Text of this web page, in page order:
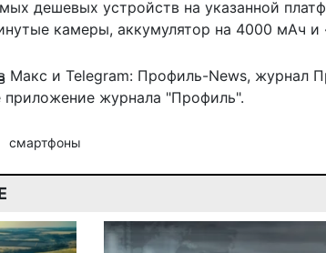
дешевых устройств на указанной
камеры, аккумулятор на 4000 мАч и
Макс и Telegram: Профиль-News, журнал
приложение журнала "Профиль".
смартфоны